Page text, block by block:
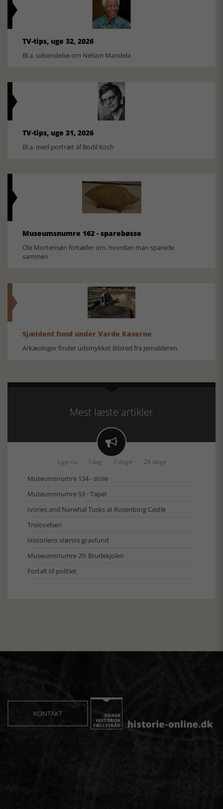
TV-tips, uge 32, 2026
Bl.a. udsendelse om Nelson Mandela
TV-tips, uge 31, 2026
Bl.a. med portræt af Bodil Koch
Museumsnumre 162 - sparebøsse
Ole Mortensøn fortæller om, hvordan man sparede
sammen
Sjældent fund under Varde Kaserne
Arkæologer finder udsmykket ildsted fra jernalderen
Mest læste artikler

Lige nu I dag 7 dage 28 dage
Museumsnumre 134 - stole
Museumsnumre 53 - Tapet
Ivories and Narwhal Tusks at Rosenborg Castle
Trolovelsen
Historiens største gravfund
Museumsnumre 29: Brudekjolen
Fortalt til politiet
KONTAKT